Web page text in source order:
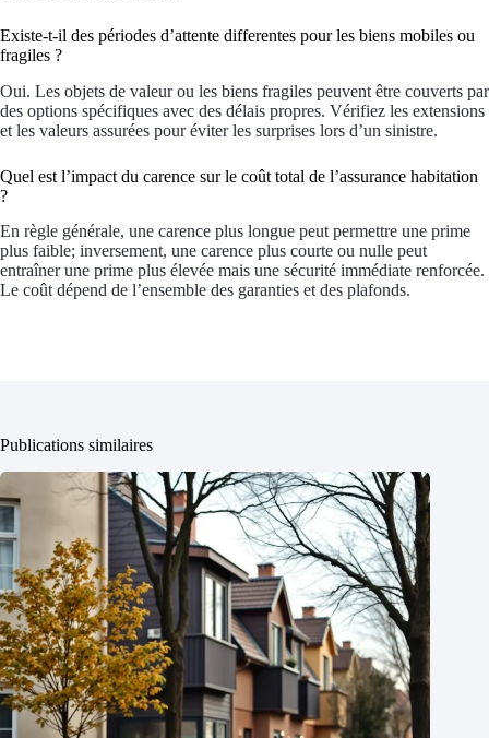
Existe-t-il des périodes d’attente differentes pour les biens mobiles ou
fragiles ?
Oui. Les objets de valeur ou les biens fragiles peuvent être couverts par
des options spécifiques avec des délais propres. Vérifiez les extensions
et les valeurs assurées pour éviter les surprises lors d’un sinistre.
Quel est l’impact du carence sur le coût total de l’assurance habitation
?
En règle générale, une carence plus longue peut permettre une prime
plus faible; inversement, une carence plus courte ou nulle peut
entraîner une prime plus élevée mais une sécurité immédiate renforcée.
Le coût dépend de l’ensemble des garanties et des plafonds.
Publications similaires